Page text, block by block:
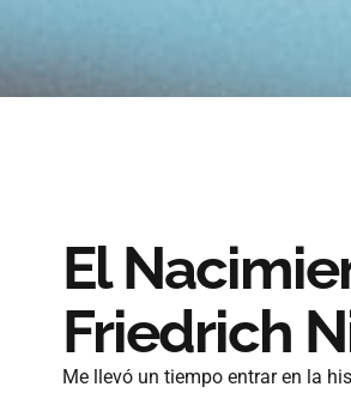
El
Friedrich
Me llevó un tiempo entrar en la